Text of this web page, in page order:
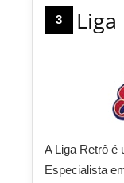
3
A Liga Retrô é
Especialista